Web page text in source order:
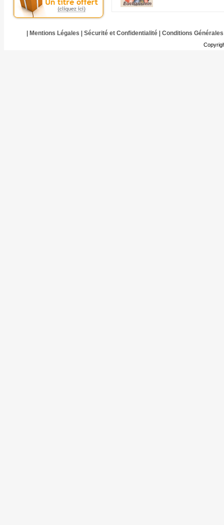
Mentions Légales Sécurité et Confidentialité| Conditions Générales